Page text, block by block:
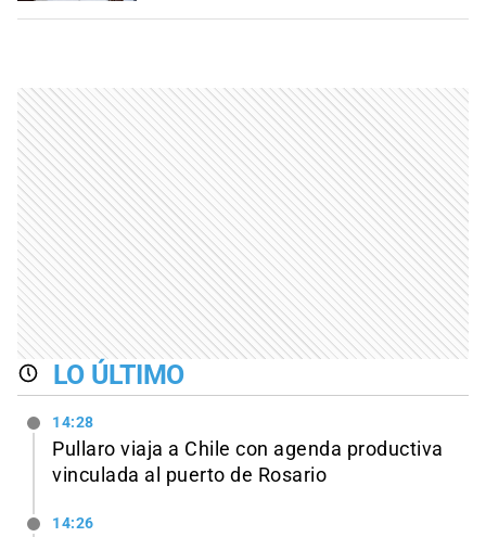
LO ÚLTIMO
14:28
Pullaro viaja a Chile con agenda productiva
vinculada al puerto de Rosario
14:26